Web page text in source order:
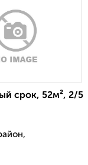
срок, 52м², 2/5